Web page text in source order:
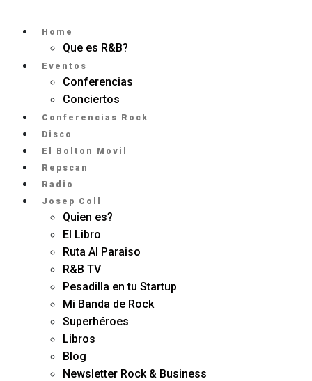
Home
Que es R&B?
Eventos
Conferencias
Conciertos
Conferencias Rock
Disco
El Bolton Movil
Repscan
Radio
Josep Coll
Quien es?
El Libro
Ruta Al Paraiso
R&B TV
Pesadilla en tu Startup
Mi Banda de Rock
Superhéroes
Libros
Blog
Newsletter Rock & Business